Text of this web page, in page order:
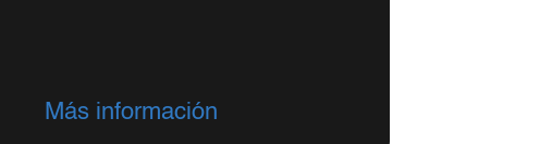
Más información